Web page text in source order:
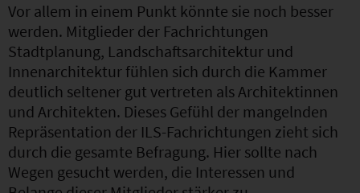
Vor allem in einem Punkt könnte sie noch besser
werden. Mitglieder der Fachrichtungen
Stadtplanung, Landschaftsarchitektur und
Innenarchitektur fühlen sich durch die Kammer
deutlich seltener gut vertreten als Architektinnen
und Architekten. Dieses Gefühl der mangelnden
Repräsentation der ILS-Fachrichtungen zieht sich
durch die gesamte Befragung. Hier sollte nach
Wegen gesucht werden, die Interessen und